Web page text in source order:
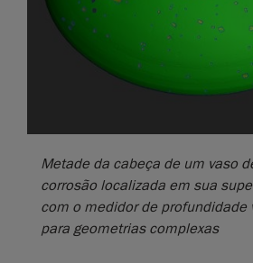
Metade da cabeça de um vaso
corrosão localizada em sua
com o medidor de profundidade
para geometrias complexas